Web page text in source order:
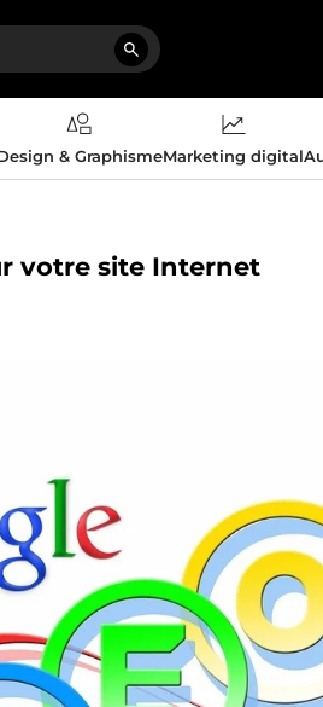
& GraphismeMarketing digital
votre site Internet